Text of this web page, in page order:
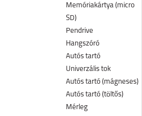
Memóriakártya (micro
SD)
Pendrive
Hangszóró
Autós tartó
Univerzális tok
Autós tartó (mágneses)
Autós tartó (töltős)
Mérleg